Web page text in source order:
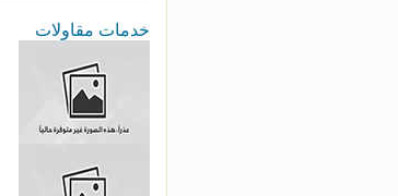
خدمات مقاولات